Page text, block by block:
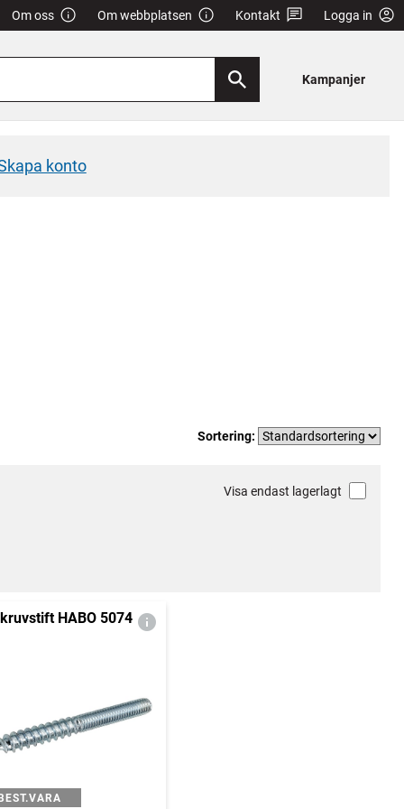
Om oss Om webbplatsen Kontakt Logga in
Kampanjer
konto
Sortering:
Visa endast lagerlagt
HABO 5074